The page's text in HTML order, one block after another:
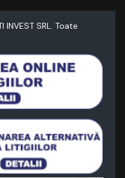
INVEST SRL. Toate